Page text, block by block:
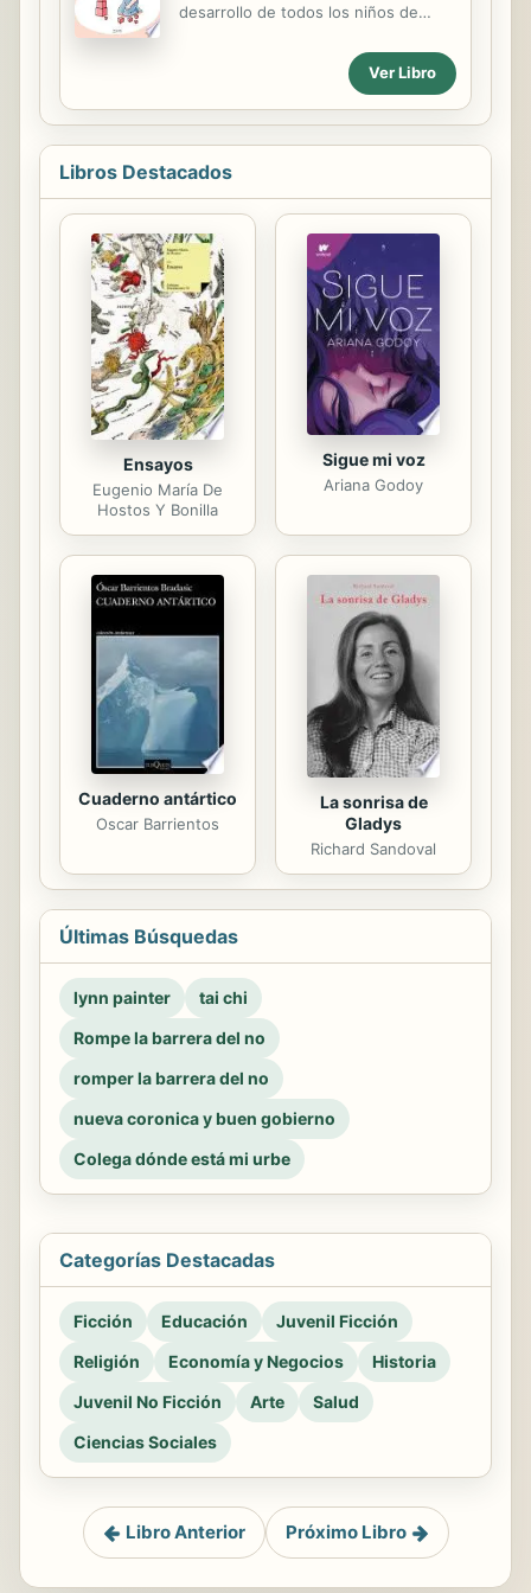
de la Historia. Aquí se toca de una
tecnologías en el cambio de
mentalidad de la sociedad debido a
las continuas variaciones de la
realidad del entorno. Así pues...
desarrollo de todos los niños de
método Montesori, para despertar
su interés por: • la naturaleza • la
cultura y el mundo • el cuerpo y los
cinco sentidos • la vida práctica ¡Una
desean poner en práctica esta
pedagogía de forma sencilla en el día
Ver Libro
Libros Destacados
Ensayos
Eugenio María De
Hostos Y Bonilla
Sigue mi voz
Ariana Godoy
Cuaderno antártico
Oscar Barrientos
La sonrisa de
Gladys
Richard Sandoval
Últimas Búsquedas
lynn painter
tai chi
Rompe la barrera del no
romper la barrera del no
nueva coronica y buen gobierno
Colega dónde está mi urbe
Categorías Destacadas
Ficción Educación
Juvenil Ficción
Religión
Economía y Negocios
Historia
Juvenil No Ficción
Arte
Salud
Ciencias Sociales
Libro Anterior Próximo Libro